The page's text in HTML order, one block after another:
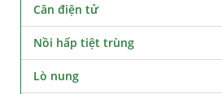
Cân điện tử
Nồi hấp tiệt trùng
Lò nung